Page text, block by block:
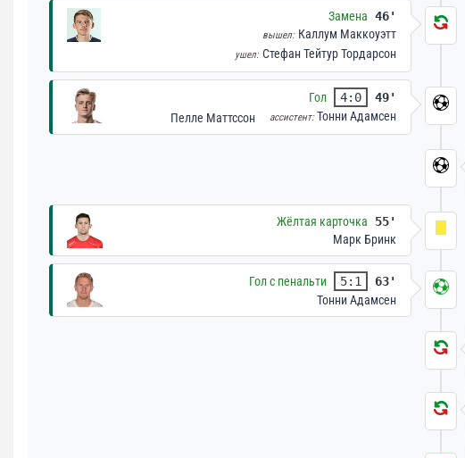
Замена 46'
вышел: Каллум Маккоуэтт
ушел: Стефан Тейтур Тордарсон
Гол 4:0
49'
Пелле Маттссон
ассистент:Тонни Адамсен
Жёлтая карточка
55'
Марк Бринк
Гол с пенальти 5:1
63'
Тонни Адамсен